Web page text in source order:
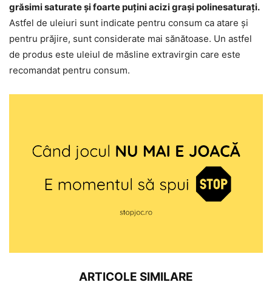
grăsimi saturate și foarte puțini acizi grași polinesaturați.
Astfel de uleiuri sunt indicate pentru consum ca atare și
pentru prăjire, sunt considerate mai sănătoase. Un astfel
de produs este uleiul de măsline extravirgin care este
recomandat pentru consum.
ARTICOLE SIMILARE